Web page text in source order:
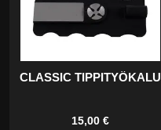
CLASSIC TIPPITYÖKALU
15,00 €